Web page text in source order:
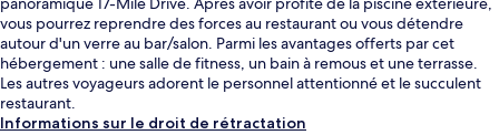
vous pourrez reprendre des forces au restaurant ou vous détendre
autour d'un verre au bar/salon. Parmi les avantages offerts par cet
hébergement : une salle de fitness, un bain à remous et une terrasse.
Les autres voyageurs adorent le personnel attentionné et le succulent
restaurant.
Informations sur le droit de rétractation